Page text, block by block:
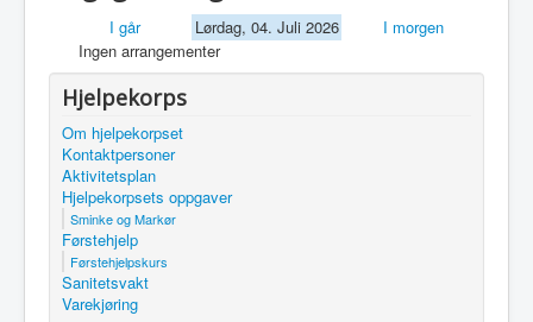
Leksehjelpen
Beredskapsvakt
Besøkstjenesten
Kontakt Oss
Linker
Utleie
I går
Lørdag, 04. Juli 2026
I morgen
Ingen arrangementer
Hjelpekorps
Om hjelpekorpset
Kontaktpersoner
Aktivitetsplan
Hjelpekorpsets oppgaver
Sminke og Markør
Førstehjelp
Førstehjelpskurs
Sanitetsvakt
Varekjøring